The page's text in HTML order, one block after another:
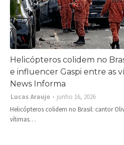
Helicópteros colidem no
e influencer Gaspi entre as
News Informa
Lucas Araujo
junho 16, 2026
Helicópteros colidem no Brasil: cantor
vítimas…